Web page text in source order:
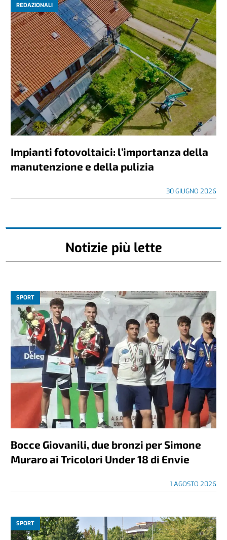
REDAZIONALI
Impianti fotovoltaici: l’importanza della
manutenzione e della pulizia
30 GIUGNO 2026
Notizie più lette
SPORT
Bocce Giovanili, due bronzi per Simone
Muraro ai Tricolori Under 18 di Envie
1 AGOSTO 2026
SPORT